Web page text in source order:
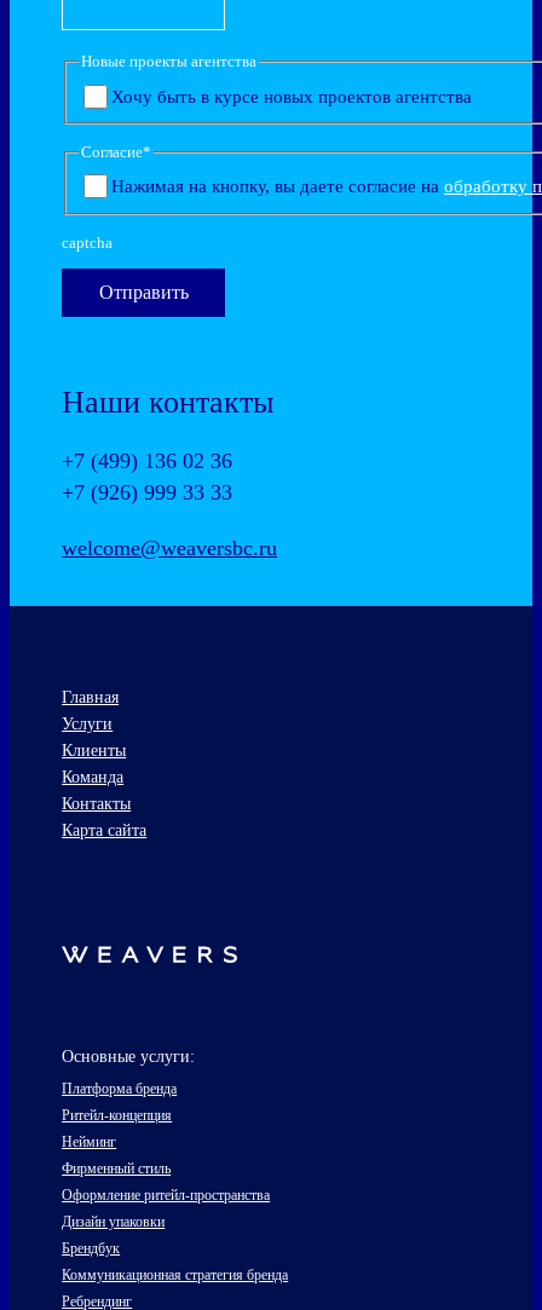
Новые проекты агентства
Хочу быть в курсе новых проектов агентства
Согласие*
Нажимая на кнопку, вы даете согласие на обработку
captcha
Наши контакты
+7 (499) 136 02 36
+7 (926) 999 33 33
welcome@weaversbc.ru
Главная
Услуги
Клиенты
Команда
Контакты
Карта сайта
Основные услуги:
Платформа бренда
Ритейл-концепция
Нейминг
Фирменный стиль
Оформление ритейл-пространства
Дизайн упаковки
Брендбук
Коммуникационная стратегия бренда
Ребрендинг